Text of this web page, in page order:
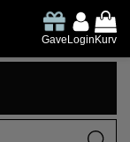
GaveLoginKurv